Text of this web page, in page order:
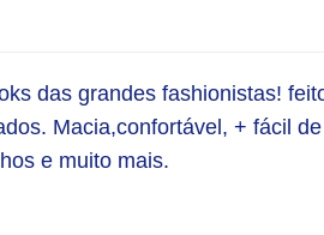
das grandes fashionistas!
Macia,confortável, + fácil
e muito mais.